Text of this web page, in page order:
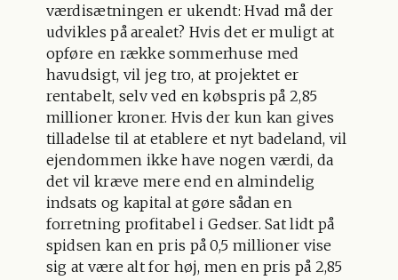
værdisætningen er ukendt: Hvad må der
udvikles på arealet? Hvis det er muligt at
opføre en række sommerhuse med
havudsigt, vil jeg tro, at projektet er
rentabelt, selv ved en købspris på 2,85
millioner kroner. Hvis der kun kan gives
tilladelse til at etablere et nyt badeland, vil
ejendommen ikke have nogen værdi, da
det vil kræve mere end en almindelig
indsats og kapital at gøre sådan en
forretning profitabel i Gedser. Sat lidt på
spidsen kan en pris på 0,5 millioner vise
sig at være alt for høj, men en pris på 2,85